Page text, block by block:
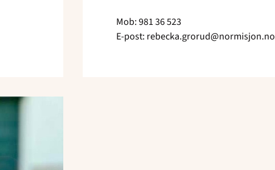
Mob: 981 36 523
E-post: rebecka.grorud@normisjon.no